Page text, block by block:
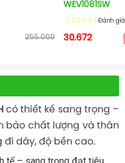
255.000
WEV1081SW
Đánh giá
30.672
có thiết kế sang trọng –
bảo chất lượng và thân
đi dây, độ bền cao.